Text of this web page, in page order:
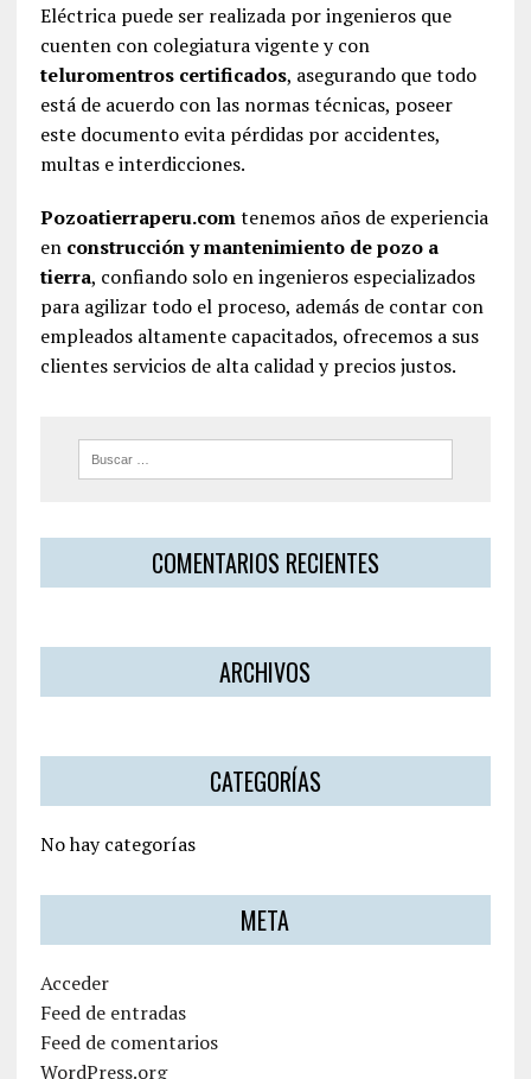
Eléctrica puede ser realizada por ingenieros que
cuenten con colegiatura vigente y con
teluromentros certificados, asegurando que todo
está de acuerdo con las normas técnicas, poseer
este documento evita pérdidas por accidentes,
multas e interdicciones.
Pozoatierraperu.comtenemos años de experiencia
en construcción y mantenimiento de pozo a
tierra, confiando solo en ingenieros especializados
para agilizar todo el proceso, además de contar con
empleados altamente capacitados, ofrecemos a sus
clientes servicios de alta calidad y precios justos.
COMENTARIOS RECIENTES
ARCHIVOS
CATEGORÍAS
No hay categorías
META
Acceder
Feed de entradas
Feed de comentarios
WordPress.org